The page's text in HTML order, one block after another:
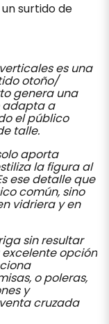
surtido de
es una
otoño/
genera una
adapta a
el público
talle.
aporta
la figura al
ese detalle que
común, sino
vidriera y en
sin resultar
opción
o poleras,
y
cruzada